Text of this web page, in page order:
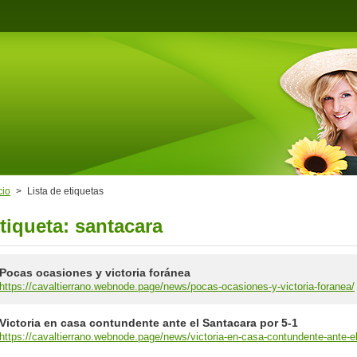
> Lista de etiquetas
santacara
Pocas ocasiones y victoria foránea
https://cavaltierrano.webnode.page/news/pocas-ocasiones-y-victoria-foranea/
Victoria en casa contundente ante el Santacara por 5-1
https://cavaltierrano.webnode.page/news/victoria-en-casa-contundente-ante-